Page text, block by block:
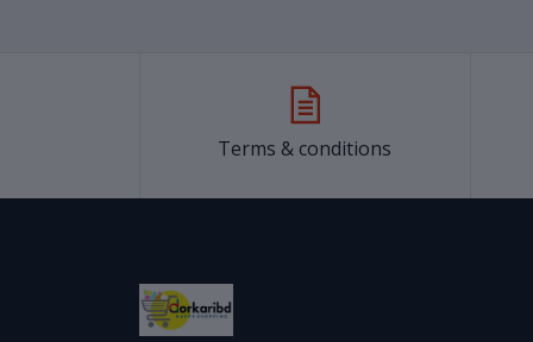
Terms & conditions